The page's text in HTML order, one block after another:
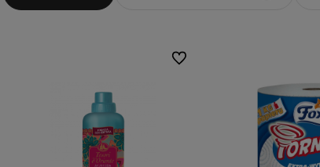
Do ulubionych